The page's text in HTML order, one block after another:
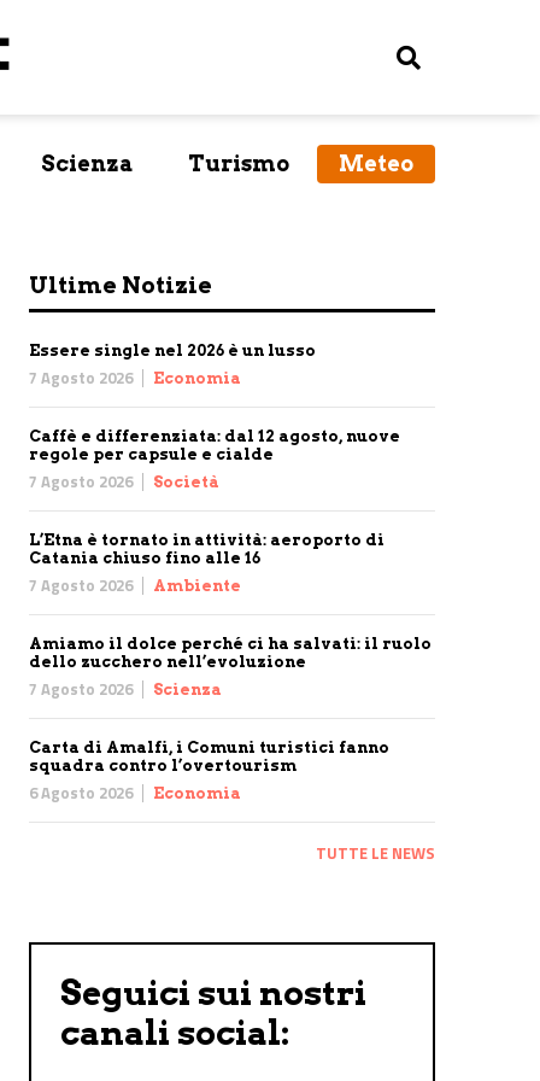
Scienza Turismo Meteo
Ultime Notizie
Essere single nel 2026 è un lusso
7 Agosto 2026 Economia
Caffè e differenziata: dal 12 agosto, nuove
regole per capsule e cialde
7 Agosto 2026 Società
L’Etna è tornato in attività: aeroporto di
Catania chiuso fino alle 16
7 Agosto 2026 Ambiente
Amiamo il dolce perché ci ha salvati: il ruolo
dello zucchero nell’evoluzione
7 Agosto 2026 Scienza
Carta di Amalfi, i Comuni turistici fanno
squadra contro l’overtourism
6 Agosto 2026 Economia
TUTTE LE NEWS
Seguici sui nostri
canali social: